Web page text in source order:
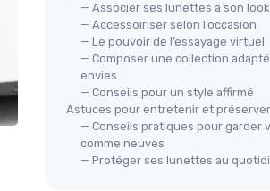
— Associer ses lunettes à son
— Accessoiriser selon l’occasion
— Le pouvoir de l’essayage virtuel
— Composer une collection
envies
— Conseils pour un style affirmé
Astuces pour entretenir et
— Conseils pratiques pour garder
comme neuves
— Protéger ses lunettes au